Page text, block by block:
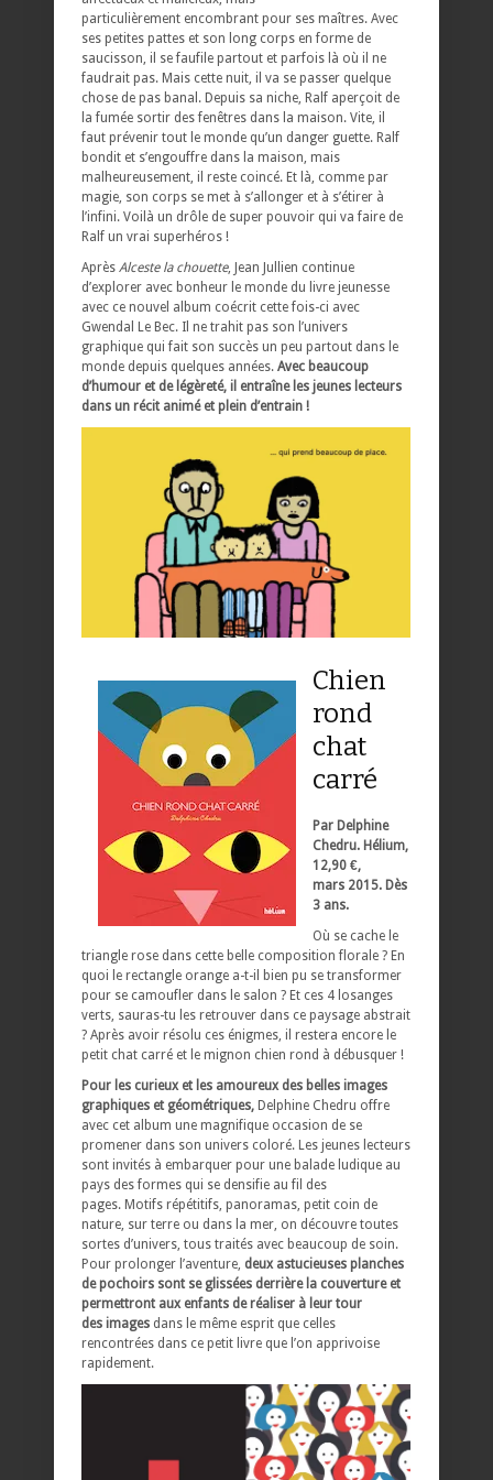
particulièrement encombrant pour ses maîtres. Avec
ses petites pattes et son long corps en forme de
saucisson, il se faufile partout et parfois là où il ne
faudrait pas. Mais cette nuit, il va se passer quelque
chose de pas banal. Depuis sa niche, Ralf aperçoit de
la fumée sortir des fenêtres dans la maison. Vite, il
faut prévenir tout le monde qu’un danger guette. Ralf
bondit et s’engouffre dans la maison, mais
malheureusement, il reste coincé. Et là, comme par
magie, son corps se met à s’allonger et à s’étirer à
l’infini. Voilà un drôle de super pouvoir qui va faire de
Ralf un vrai superhéros !
Après Alceste la chouette, Jean Jullien continue
d’explorer avec bonheur le monde du livre jeunesse
avec ce nouvel album coécrit cette fois-ci avec
Gwendal Le Bec. Il ne trahit pas son l’univers
graphique qui fait son succès un peu partout dans le
monde depuis quelques années. Avec beaucoup
d’humour et de légèreté, il entraîne les jeunes lecteurs
dans un récit animé et plein d’entrain !
Chien
rond
chat
carré
Par Delphine
Chedru. Hélium,
12,90 €,
mars 2015. Dès
3 ans.
Où se cache le
triangle rose dans cette belle composition florale ? En
quoi le rectangle orange a-t-il bien pu se transformer
pour se camoufler dans le salon ? Et ces 4 losanges
verts, sauras-tu les retrouver dans ce paysage abstrait
? Après avoir résolu ces énigmes, il restera encore le
petit chat carré et le mignon chien rond à débusquer !
Pour les curieux et les amoureux des belles images
graphiques et géométriques, Delphine Chedru offre
avec cet album une magnifique occasion de se
promener dans son univers coloré. Les jeunes lecteurs
sont invités à embarquer pour une balade ludique au
pays des formes qui se densifie au fil des
pages. Motifs répétitifs, panoramas, petit coin de
nature, sur terre ou dans la mer, on découvre toutes
sortes d’univers, tous traités avec beaucoup de soin.
Pour prolonger l’aventure, deux astucieuses planches
de pochoirs sont se glissées derrière la couverture et
permettront aux enfants de réaliser à leur tour
des images dans le même esprit que celles
rencontrées dans ce petit livre que l’on apprivoise
rapidement.